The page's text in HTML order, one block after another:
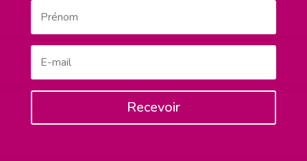
Recevoir